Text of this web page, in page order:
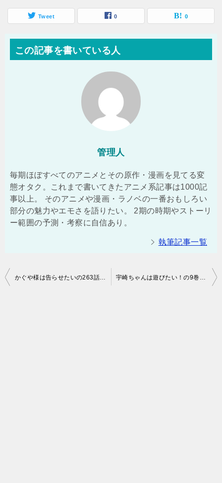
Tweet 0 0
この記事を書いている人
管理人
毎期ほぼすべてのアニメとその原作・漫画を見てる変
態オタク。これまで書いてきたアニメ系記事は1000記
事以上。 そのアニメや漫画・ラノベの一番おもしろい
部分の魅力やエモさを語りたい。 2期の時期やストーリ
ー範囲の予測・考察に自信あり。
執筆記事一覧
投